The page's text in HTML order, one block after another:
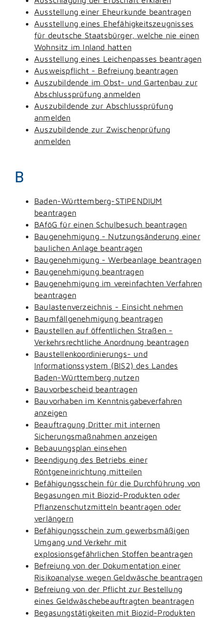
Ausstellung einer Eheurkunde beantragen
Ausstellung eines Ehefähigkeitszeugnisses
für deutsche Staatsbürger, welche nie einen
Wohnsitz im Inland hatten
Ausstellung eines Leichenpasses beantragen
Ausweispflicht - Befreiung beantragen
Auszubildende im Obst- und Gartenbau zur
Abschlussprüfung anmelden
Auszubildende zur Abschlussprüfung
anmelden
Auszubildende zur Zwischenprüfung
anmelden
B
Baden-Württemberg-STIPENDIUM
beantragen
BAföG für einen Schulbesuch beantragen
Baugenehmigung - Nutzungsänderung einer
baulichen Anlage beantragen
Baugenehmigung - Werbeanlage beantragen
Baugenehmigung beantragen
Baugenehmigung im vereinfachten Verfahren
beantragen
Baulastenverzeichnis - Einsicht nehmen
Baumfällgenehmigung beantragen
Baustellen auf öffentlichen Straßen -
Verkehrsrechtliche Anordnung beantragen
Baustellenkoordinierungs- und
Informationssystem (BIS2) des Landes
Baden-Württemberg nutzen
Bauvorbescheid beantragen
Bauvorhaben im Kenntnisgabeverfahren
anzeigen
Beauftragung Dritter mit internen
Sicherungsmaßnahmen anzeigen
Bebauungsplan einsehen
Beendigung des Betriebs einer
Röntgeneinrichtung mitteilen
Befähigungsschein für die Durchführung von
Begasungen mit Biozid-Produkten oder
Pflanzenschutzmitteln beantragen oder
verlängern
Befähigungsschein zum gewerbsmäßigen
Umgang und Verkehr mit
explosionsgefährlichen Stoffen beantragen
Befreiung von der Dokumentation einer
Risikoanalyse wegen Geldwäsche beantragen
Befreiung von der Pflicht zur Bestellung
eines Geldwäschebeauftragten beantragen
Begasungstätigkeiten mit Biozid-Produkten